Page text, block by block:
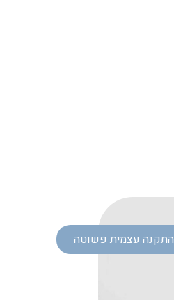
התקנה עצמית פשוטה